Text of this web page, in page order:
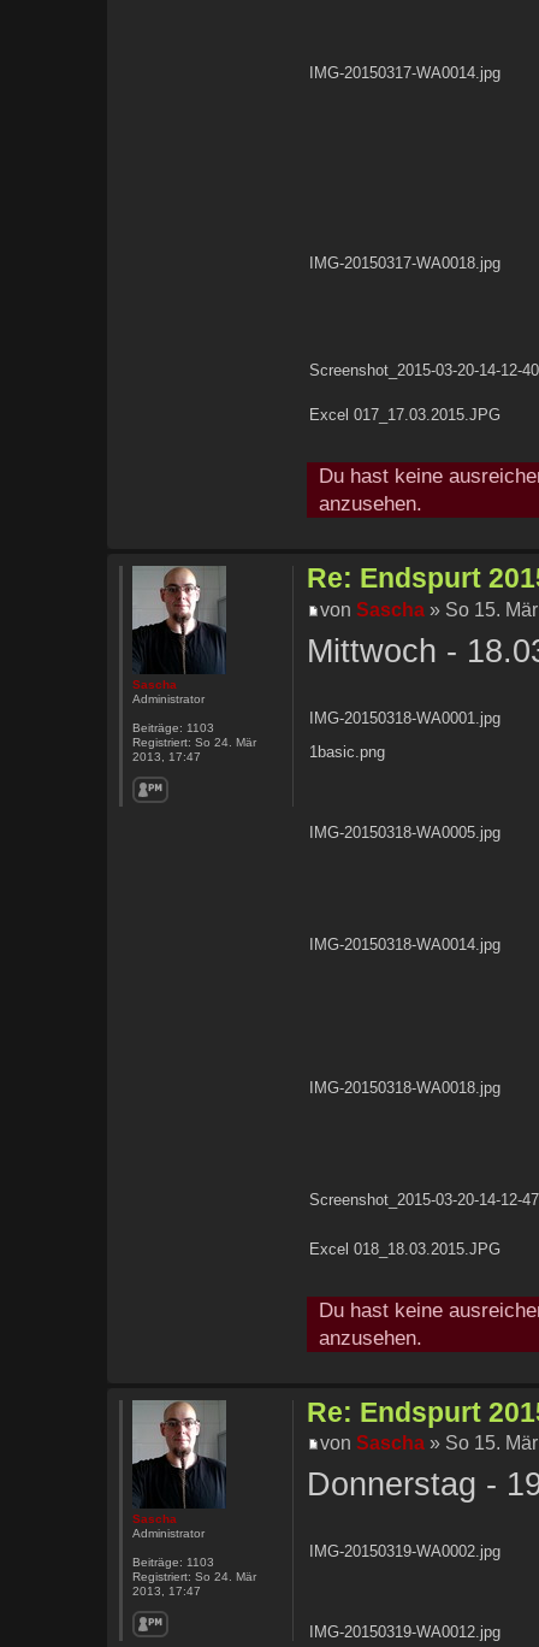
IMG-20150317-WA0014.jpg
IMG-20150317-WA0018.jpg
Screenshot_2015-03-20-14-12-
Excel 017_17.03.2015.JPG
Du hast keine
anzusehen.
Re: Endspurt
vonSascha » So 15.
Mittwoch -
IMG-20150318-WA0001.jpg
1basic.png
IMG-20150318-WA0005.jpg
IMG-20150318-WA0014.jpg
IMG-20150318-WA0018.jpg
Screenshot_2015-03-20-14-12-
Excel 018_18.03.2015.JPG
Du hast keine
anzusehen.
Sascha
Administrator
Beiträge: 1103
Registriert: So 24. Mär
2013, 17:47
Re: Endspurt
vonSascha » So 15.
Donnerstag -
IMG-20150319-WA0002.jpg
IMG-20150319-WA0012.jpg
Sascha
Administrator
Beiträge: 1103
Registriert: So 24. Mär
2013, 17:47